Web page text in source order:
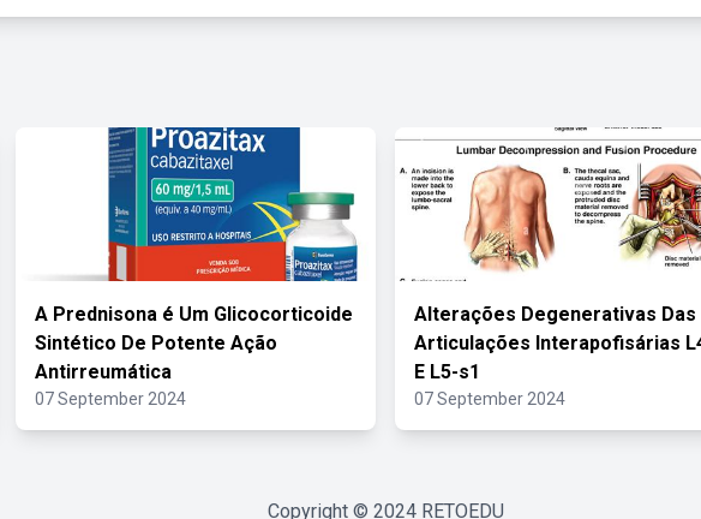
A Prednisona é Um Glicocorticoide
Sintético De Potente Ação
Antirreumática
07 September 2024
Alterações Degenerativas Das
Articulações Interapofisárias
E L5-s1
07 September 2024
Copyright © 2024 RETOEDU